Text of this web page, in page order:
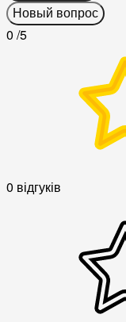
Новый вопрос
0 /5
0 відгуків